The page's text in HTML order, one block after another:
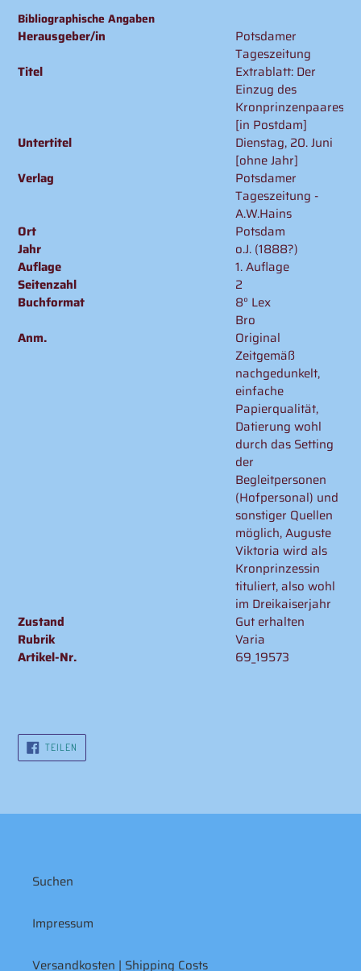
wird
zum
Warenkorb
Bibliographische Angaben
Herausgeber/in
Potsdamer
Tageszeitung
Titel
Extrablatt: Der
Einzug des
Kronprinzenpaares
[in Postdam]
Untertitel
Dienstag, 20. Juni
[ohne Jahr]
Verlag
Potsdamer
Tageszeitung -
A.W.Hains
Ort
Potsdam
Jahr
o.J. (1888?)
Auflage
1. Auflage
Seitenzahl
2
Buchformat
8° Lex
Bro
Anm.
Original
Zeitgemäß
nachgedunkelt,
einfache
Papierqualität,
Datierung wohl
durch das Setting
der
Begleitpersonen
(Hofpersonal) und
sonstiger Quellen
möglich, Auguste
Viktoria wird als
Kronprinzessin
tituliert, also wohl
im Dreikaiserjahr
Zustand
Gut erhalten
Rubrik
Varia
Artikel-Nr.
69_19573
TEILEN
TEILEN
Suchen
Impressum
Versandkosten | Shipping Costs